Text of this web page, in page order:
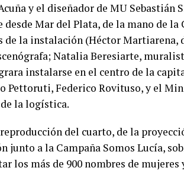
y el diseñador de MU Sebastián
Mar del Plata, de la mano de la
de la instalación (Héctor Martiarena,
Natalia Beresiarte,
instalarse en el centro de la
Pettoruti, Federico Rovituso, y el
la logística.
del cuarto, de la
junto a la Campaña Somos Lucía,
los más de 900 nombres de mujeres